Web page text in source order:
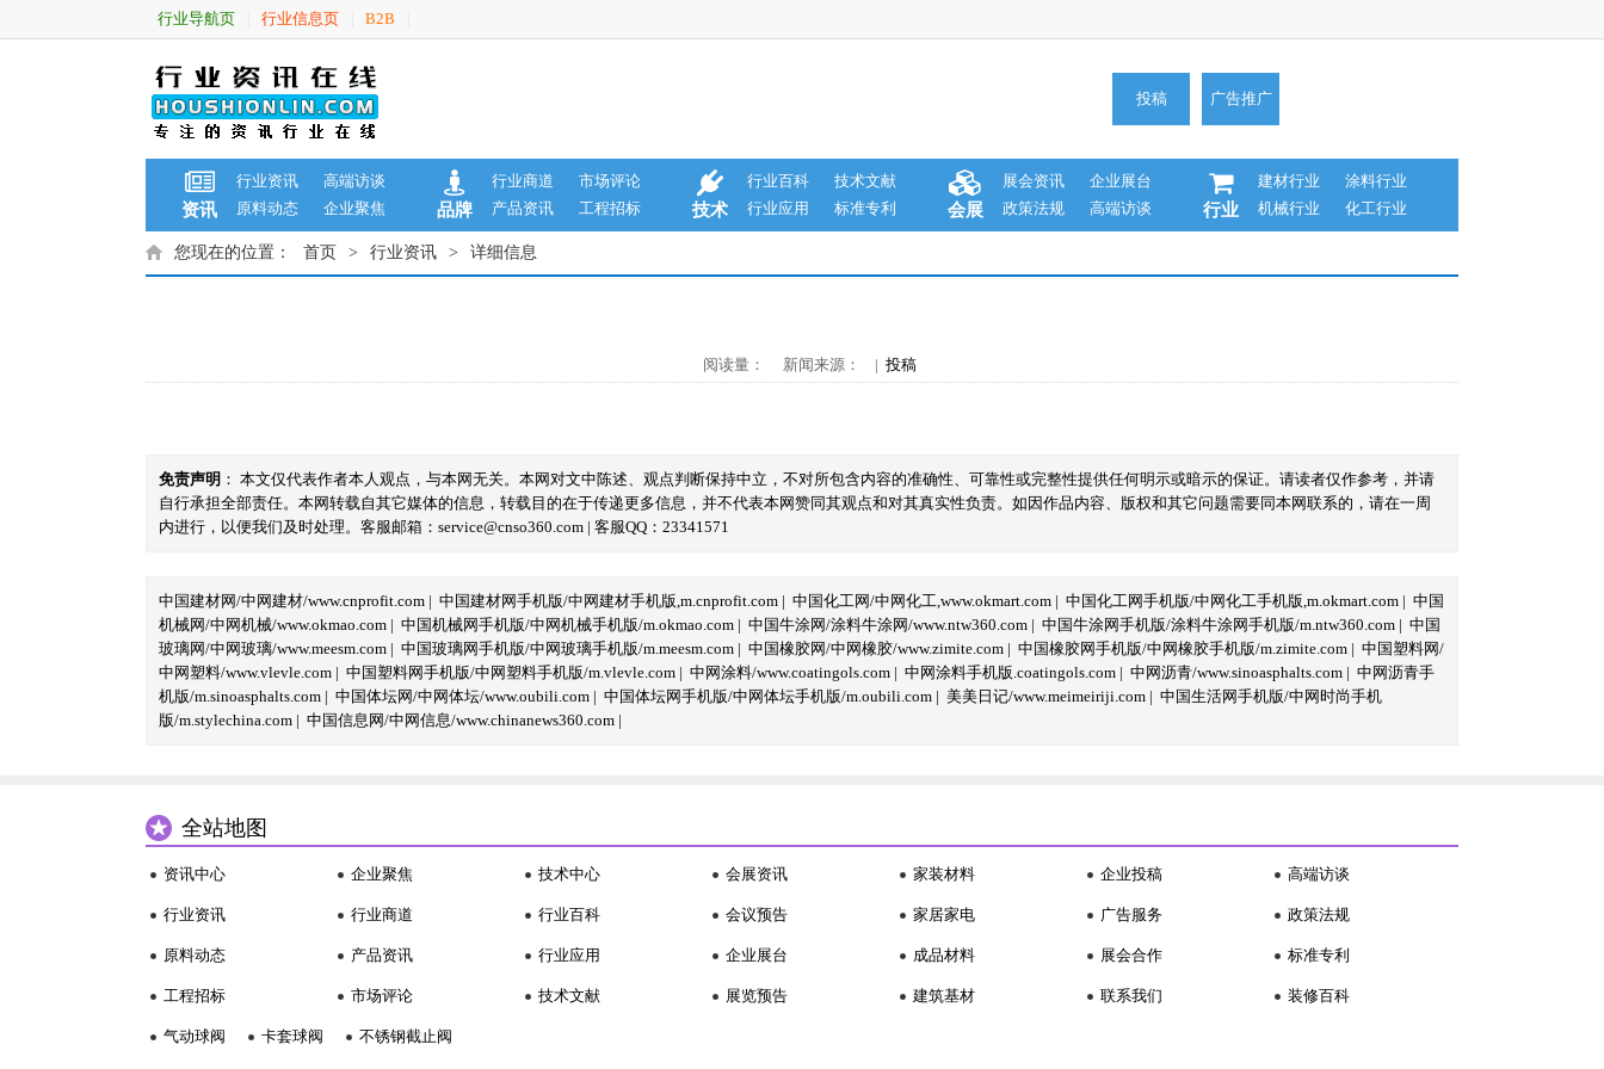
行业导航页 行业信息页 B2B
投稿 广告推广
资讯
行业资讯
高端访谈
原料动态
企业聚焦 品牌
行业商道
市场评论
产品资讯
工程招标 技术
行业百科
技术文献
行业应用
标准专利 会展
展会资讯
企业展台
政策法规
高端访谈 行业
建材行业
涂料行业
机械行业
化工行业
您现在的位置： 首页 > 行业资讯 > 详细信息
阅读量： 新闻来源： | 投稿
免责声明 ： 本文仅代表作者本人观点，与本网无关。本网对文中陈述、观点判断保持中立，不对所包含内容的准确性、可靠性或完整性提供任何明示或暗示的保证。请读者仅作参考，并请
自行承担全部责任。本网转载自其它媒体的信息，转载目的在于传递更多信息，并不代表本网赞同其观点和对其真实性负责。如因作品内容、版权和其它问题需要同本网联系的，请在一周
内进行，以便我们及时处理。客服邮箱：service@cnso360.com | 客服QQ：23341571
中国建材网/中网建材/www.cnprofit.com | 中国建材网手机版/中网建材手机版,m.cnprofit.com | 中国化工网/中网化工,www.okmart.com | 中国化工网手机版/中网化工手机版,m.okmart.com | 中国
机械网/中网机械/www.okmao.com | 中国机械网手机版/中网机械手机版/m.okmao.com | 中国牛涂网/涂料牛涂网/www.ntw360.com | 中国牛涂网手机版/涂料牛涂网手机版/m.ntw360.com | 中国
玻璃网/中网玻璃/www.meesm.com | 中国玻璃网手机版/中网玻璃手机版/m.meesm.com | 中国橡胶网/中网橡胶/www.zimite.com | 中国橡胶网手机版/中网橡胶手机版/m.zimite.com | 中国塑料网/
中网塑料/www.vlevle.com | 中国塑料网手机版/中网塑料手机版/m.vlevle.com | 中网涂料/www.coatingols.com | 中网涂料手机版.coatingols.com | 中网沥青/www.sinoasphalts.com | 中网沥青手
机版/m.sinoasphalts.com | 中国体坛网/中网体坛/www.oubili.com | 中国体坛网手机版/中网体坛手机版/m.oubili.com | 美美日记/www.meimeiriji.com | 中国生活网手机版/中网时尚手机
版/m.stylechina.com | 中国信息网/中网信息/www.chinanews360.com |
全站地图
资讯中心
行业资讯
原料动态
工程招标
企业聚焦
行业商道
产品资讯
市场评论
技术中心
行业百科
行业应用
技术文献
会展资讯
会议预告
企业展台
展览预告
家装材料
家居家电
成品材料
建筑基材
企业投稿
广告服务
展会合作
联系我们
高端访谈
政策法规
标准专利
装修百科
气动球阀 卡套球阀 不锈钢截止阀